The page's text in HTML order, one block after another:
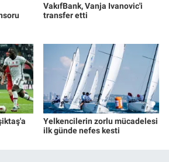
VakıfBank, Vanja Ivanovic'i
transfer etti
Yelkencilerin zorlu mücadelesi
ilk günde nefes kesti